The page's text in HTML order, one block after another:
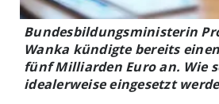
Bundesbildungsministerin
Wanka kündigte bereits
fünf Milliarden Euro an. Wie
idealerweise eingesetzt